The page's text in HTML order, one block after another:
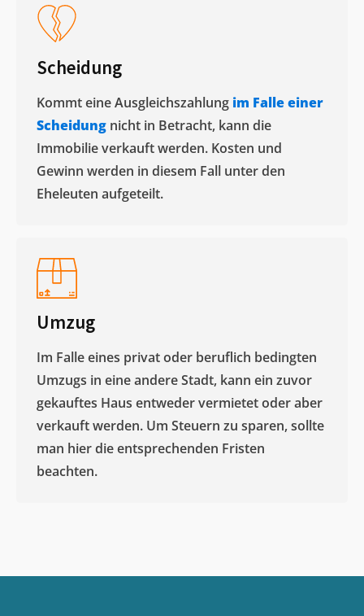
Scheidung
Kommt eine Ausgleichszahlung im Falle einer
Scheidung nicht in Betracht, kann die
Immobilie verkauft werden. Kosten und
Gewinn werden in diesem Fall unter den
Eheleuten aufgeteilt.​
Umzug
Im Falle eines privat oder beruflich bedingten
Umzugs in eine andere Stadt, kann ein zuvor
gekauftes Haus entweder vermietet oder aber
verkauft werden. Um Steuern zu sparen, sollte
man hier die entsprechenden Fristen
beachten.